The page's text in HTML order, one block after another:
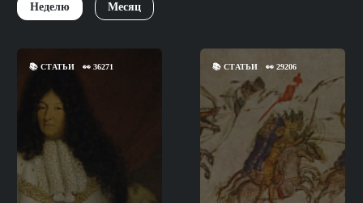
Неделю Месяц
📚 СТАТЬИ 👀 36271 📚СТАТЬИ 👀29206